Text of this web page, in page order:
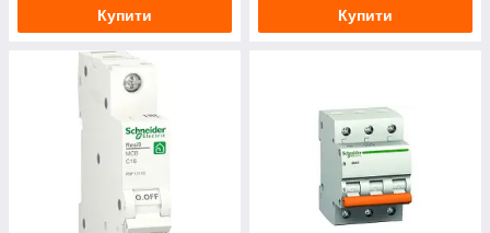
Купити Купити